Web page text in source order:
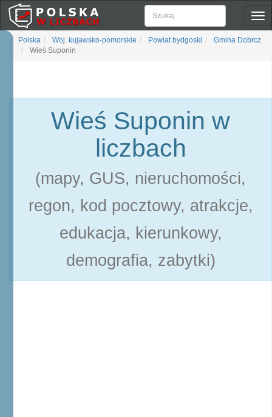
Polska Woj. kujawsko-pomorskie Powiat bydgoski
Gmina Dobrcz
Wieś Suponin
Wieś Suponin w
liczbach
(mapy, GUS, nieruchomości,
regon, kod pocztowy, atrakcje,
edukacja, kierunkowy,
demografia, zabytki)